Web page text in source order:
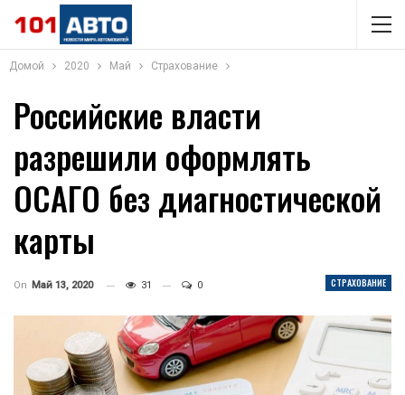
Домой 2020 Май Страхование
Российские власти
разрешили оформлять
ОСАГО без диагностической
карты
СТРАХОВАНИЕ
On Май 13, 2020 31 0